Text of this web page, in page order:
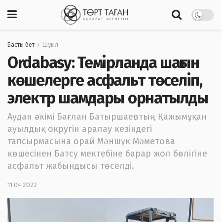
Басты бет Шұғыл
Ordabasy: Темірланда шағын
көшелерге асфальт төселіп,
электр шамдары орнатылды
Аудан әкімі Бағлан Батыршаевтың Қажымұқан
ауылдық округін аралау кезіндегі
тапсырмасына орай Мәншүк Мәметова
көшесінен Батсу мектебіне барар жол бөлігіне
асфальт жабындысы төселді.
11.04.2022